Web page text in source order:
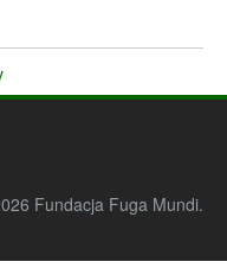
Fundacja Fuga Mundi.